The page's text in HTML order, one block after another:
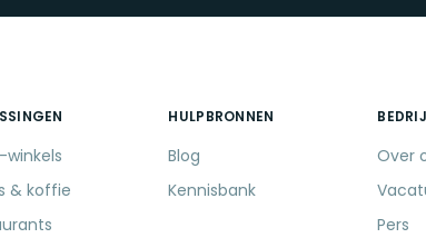
winkels
& koffie
HULPBRONNEN
Blog
Kennisbank
Over
Pers